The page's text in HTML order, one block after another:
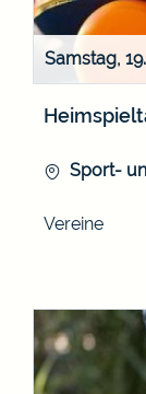
Samstag,
Sport-
Vereine